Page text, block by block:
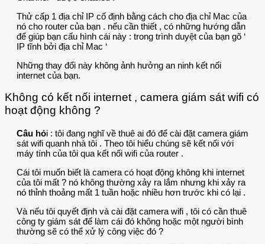
Thử cấp 1 địa chỉ IP cố định bằng cách cho địa chỉ Mac của
nó cho router của bạn . nếu cần thiết , có những hướng dẫn
để giúp bạn cấu hình cái này : trong trình duyệt của bạn gõ ‘
IP tĩnh bởi địa chỉ Mac ‘
Những thay đổi này không ảnh hưởng an ninh kết nối
internet của bạn.
Không có kết nối internet , camera giám sát wifi có
hoạt động không ?
Câu hỏi : tôi đang nghĩ về thuê ai đó để cài đặt camera giám
sát wifi quanh nhà tôi . Theo tôi hiểu chúng sẽ kết nối với
máy tính của tôi qua kết nối wifi của router .
Cái tôi muốn biết là camera có hoạt động không khi internet
của tôi mất ? nó không thường xảy ra lắm nhưng khi xảy ra
nó thỉnh thoảng mất 1 tuần hoặc nhiều hơn trước khi có lại .
Và nếu tôi quyết định và cài đặt camera wifi , tôi có cần thuê
công ty giám sát để làm cái đó không hoặc một người bình
thường sẽ có thể xử lý công việc đó ?